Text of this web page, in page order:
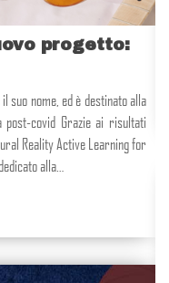
progetto:
suo nome, ed è destinato alla
post-covid Grazie ai risultati
Reality Active Learning for
alla…